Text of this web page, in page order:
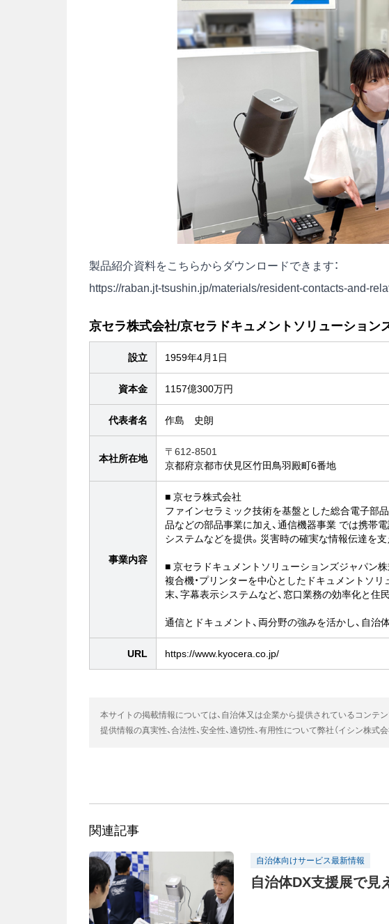
製品紹介資料をこちらからダウンロードできます：
https://raban.jt-tsushin.jp/materials/resident-contacts-and-
京セラ株式会社/京セラドキュメントソリューション
設立 1959年4月1日
資本金 1157億300万円
代表者名 作島 史朗
本社所在地
〒612-8501
京都府京都市伏見区竹田鳥羽殿町6番地
事業内容
■ 京セラ株式会社
ファインセラミック技術を基盤とした総合電子部品
品などの部品事業に加え、通信機器事業 では携帯
システムなどを提供。災害時の確実な情報伝達を支
■ 京セラドキュメントソリューションズジャパン
複合機・プリンターを中心としたドキュメントソ
末、字幕表示システムなど、窓口業務の効率化と住
通信とドキュメント、両分野の強みを活かし、自治
URL https://www.kyocera.co.jp/
本サイトの掲載情報については、自治体又は企業から提供されているコンテ
提供情報の真実性、合法性、安全性、適切性、有用性について弊社（イシン株式
関連記事
自治体向けサービス最新情報
自治体DX支援展で見